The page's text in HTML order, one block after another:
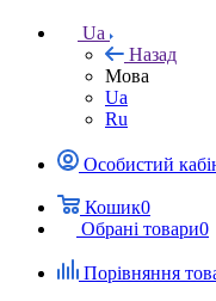
Ua
Назад
Мова
Ua
Ru
Особистий
Кошик0
Обрані товари0
Порівняння